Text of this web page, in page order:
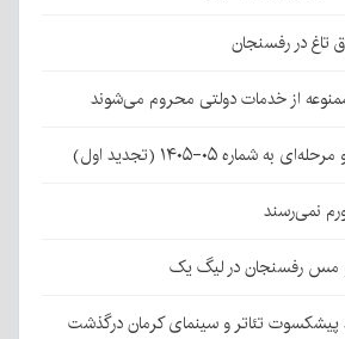
از خدمات دولتی محروم می‌شوند
۰۵-۱۴۰۵ (تجدید اول)
نمی‌رسند
مس رفسنجان در لیگ یک
پیشکسوت تئاتر و سینمای کرمان درگذشت